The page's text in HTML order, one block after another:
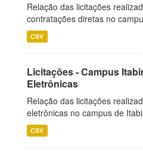
Relação das licitações
contratações diretas no
CSV
Licitações - Campus
Eletrônicas
Relação das licitações
eletrônicas no campus de
CSV